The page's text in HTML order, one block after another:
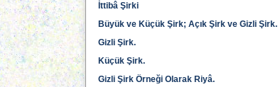
İttibâ Şirki
Büyük ve Küçük Şirk; Açık Şirk ve Gizli Şirk.
Gizli Şirk.
Küçük Şirk.
Gizli Şirk Örneği Olarak Riyâ.